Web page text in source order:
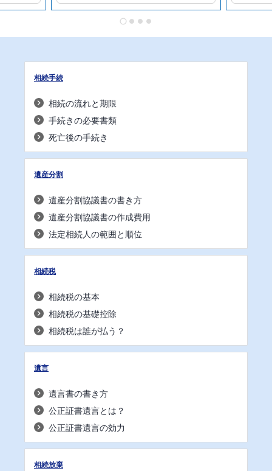
相続手続
相続の流れと期限
手続きの必要書類
死亡後の手続き
遺産分割
遺産分割協議書の書き方
遺産分割協議書の作成費用
法定相続人の範囲と順位
相続税
相続税の基本
相続税の基礎控除
相続税は誰が払う？
遺言
遺言書の書き方
公正証書遺言とは？
公正証書遺言の効力
相続放棄